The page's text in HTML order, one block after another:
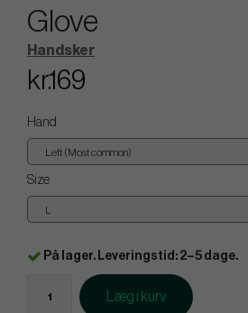
Glove
Handsker
kr.169
Hand
Size
På lager. Leveringstid: 2–5 dage.
Læg i kurv